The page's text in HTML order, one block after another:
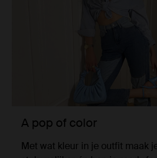
A pop of color
Met wat kleur in je outfit maak